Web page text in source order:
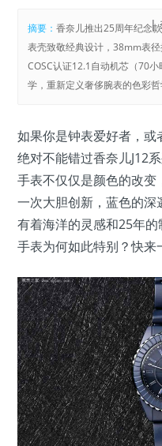
摘要：香奈儿推出25周年纪念
表壳致敬经典设计，38mm表
COSC认证12.1自动机芯（70
学，重新定义奢侈腕表的色彩哲
如果你是钟表爱好者，
绝对不能错过香奈儿J12
手表不仅仅是颜色的改
一次大胆创新，蓝色的
有着海洋的灵感和25年
手表为何如此特别？快来